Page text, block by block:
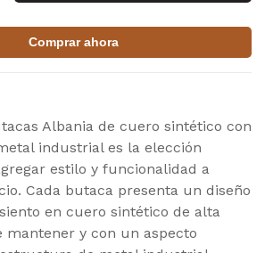
Comprar ahora
Albania de cuero sintético con
industrial es la elección
estilo y funcionalidad a
Cada butaca presenta un diseño
en cuero sintético de alta
mantener y con un aspecto